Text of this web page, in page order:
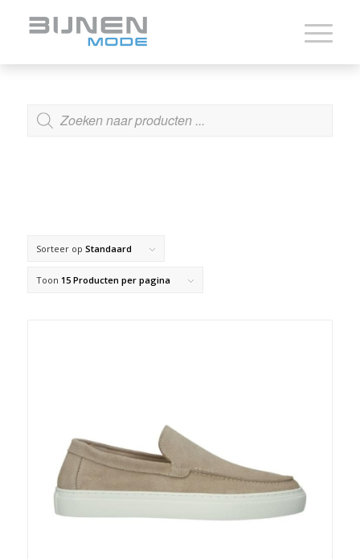
Sorteer op Standaard
Toon 15 Producten per pagina
ZOEKEN